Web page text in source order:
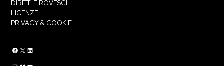
DIRITTI E ROVESCI
LICENZE
PRIVACY & COOKIE
Flippermusic Facebook Flippermusic Twitter
Flippermusic Linkedin